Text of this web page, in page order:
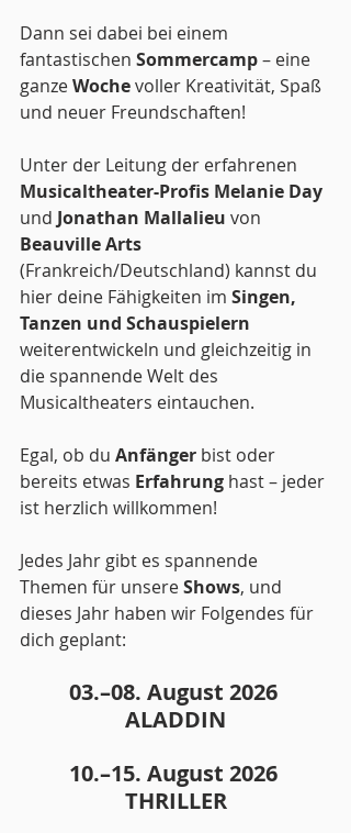
Dann sei dabei bei einem
fantastischen Sommercamp – eine
ganze Woche voller Kreativität, Spaß
und neuer Freundschaften!
Unter der Leitung der erfahrenen
Musicaltheater-Profis Melanie Day
und Jonathan Mallalieu von
Beauville Arts
(Frankreich/Deutschland) kannst du
hier deine Fähigkeiten im Singen,
Tanzen und Schauspielern
weiterentwickeln und gleichzeitig in
die spannende Welt des
Musicaltheaters eintauchen.
Egal, ob du Anfänger bist oder
bereits etwas Erfahrung hast – jeder
ist herzlich willkommen!
Jedes Jahr gibt es spannende
Themen für unsere Shows, und
dieses Jahr haben wir Folgendes für
dich geplant:
03.–08. August 2026
ALADDIN
10.–15. August 2026
THRILLER